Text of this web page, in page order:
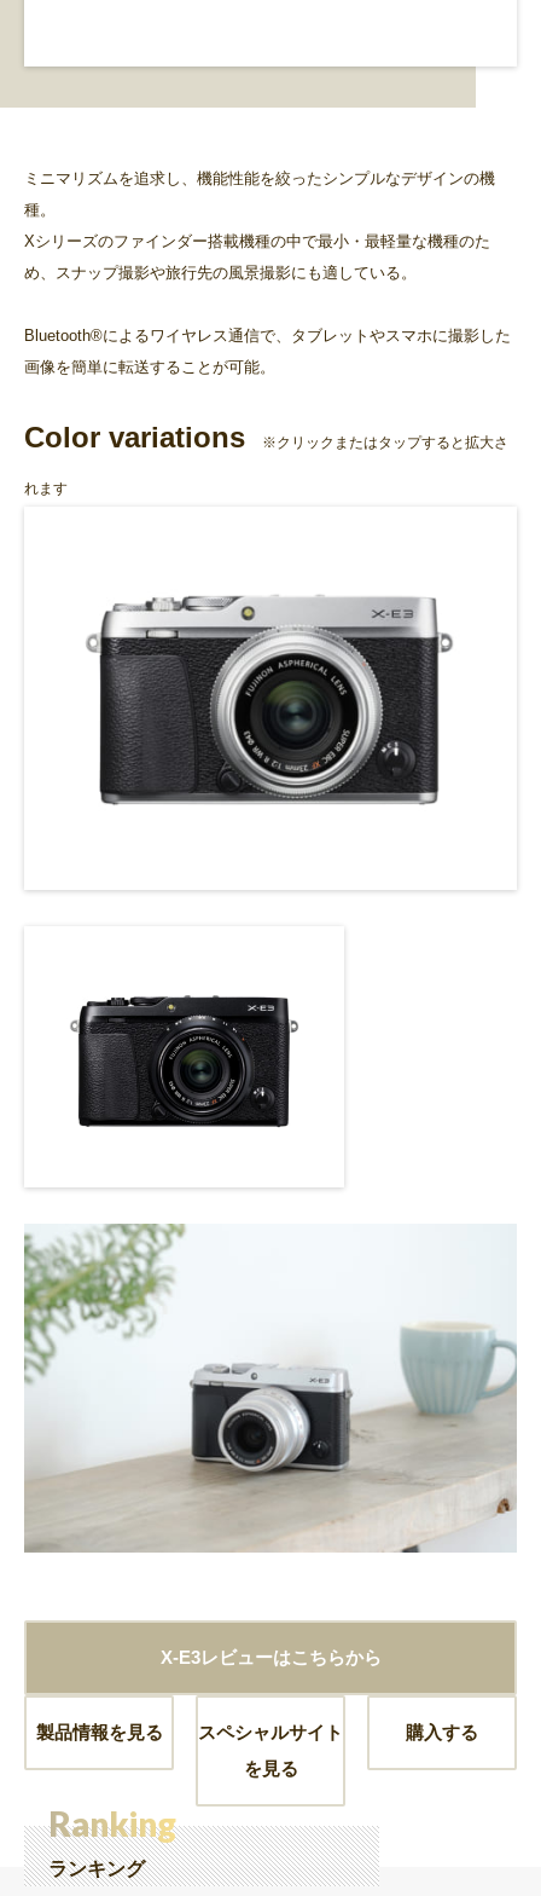
ミニマリズムを追求し、機能性能を絞ったシンプルなデザインの機
種。
Xシリーズのファインダー搭載機種の中で最小・最軽量な機種のた
め、スナップ撮影や旅行先の風景撮影にも適している。
Bluetooth®によるワイヤレス通信で、タブレットやスマホに撮影した
画像を簡単に転送することが可能。
Color variations ※クリックまたはタップすると拡大さ
れます
X-E3レビューはこちらから
製品情報を見る
スペシャルサイト
を見る
購入する
Ranking
ランキング